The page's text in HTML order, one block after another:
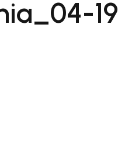
19